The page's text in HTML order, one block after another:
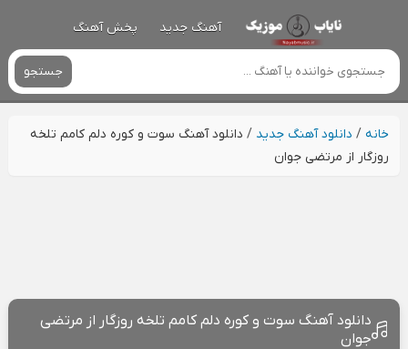
آهنگ جدید پخش آهنگ
جستجو
خانه/ دانلود آهنگ جدید / دانلود آهنگ سوت و کوره دلم کامم تلخه
روزگار از مرتضی جوان
دانلود آهنگ سوت و کوره دلم کامم تلخه روزگار از مرتضی
جوان